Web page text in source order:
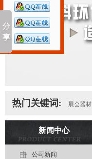
热门关键词: 展会器材
新闻中心
公司新闻